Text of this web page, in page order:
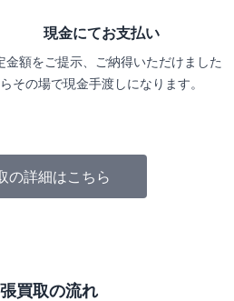
現金にてお支払い
金額をご提示、ご納得いただけました
らその場で現金手渡しになります。
の詳細はこちら
買取の流れ